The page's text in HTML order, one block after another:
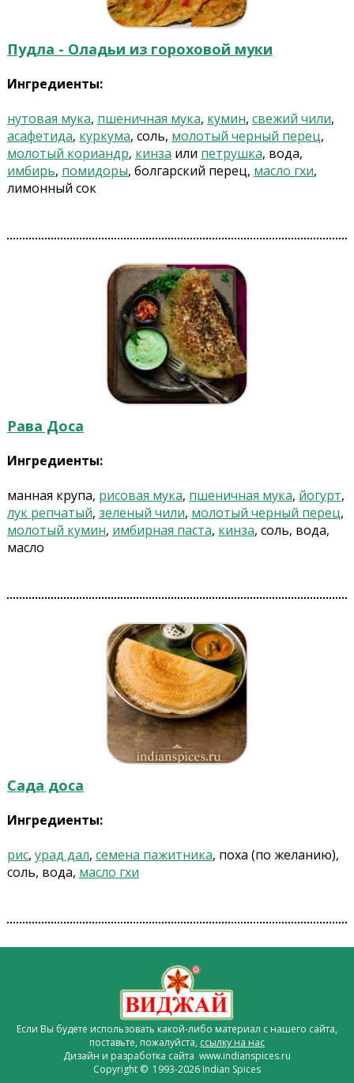
Пудла - Оладьи из гороховой муки
Ингредиенты:
нутовая мука, пшеничная мука, кумин, свежий чили,
асафетида, куркума, соль, молотый черный перец,
молотый кориандр, кинза или петрушка, вода,
имбирь, помидоры, болгарский перец, масло гхи,
лимонный сок
Рава Доса
Ингредиенты:
манная крупа, рисовая мука, пшеничная мука, йогурт,
лук репчатый, зеленый чили, молотый черный перец,
молотый кумин, имбирная паста, кинза, соль, вода,
масло
Сада доса
Ингредиенты:
рис, урад дал, семена пажитника, поха (по желанию),
соль, вода, масло гхи
Если Вы будете использовать какой-либо материал с нашего сайта,
поставьте, пожалуйста, ссылку на нас
Дизайн и разработка сайта www.indianspices.ru
Copyright © 1993-2026 Indian Spices